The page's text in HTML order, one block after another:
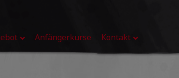
Anfängerkurse Kontakt